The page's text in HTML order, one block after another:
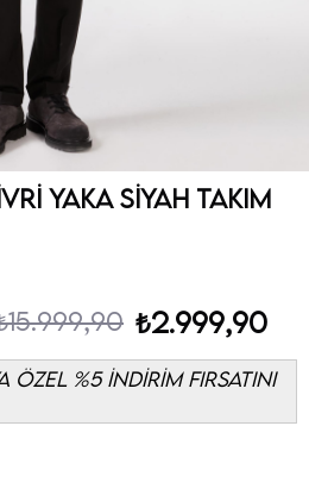
Yaka Siyah Takım
₺2.999,90
ÖZEL %5 İNDİRİM FIRSATINI